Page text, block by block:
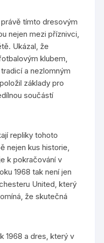
tímto dresovým
nejen mezi příznivci,
Ukázal, že
klubem,
a nezlomným
základy pro
součástí
repliky tohoto
nejen kus historie,
k pokračování v
1968 tak není jen
United, který
že skutečná
1968 a dres, který v